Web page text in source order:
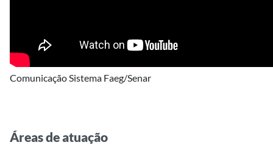
Comunicação Sistema Faeg/Senar
Áreas de atuação